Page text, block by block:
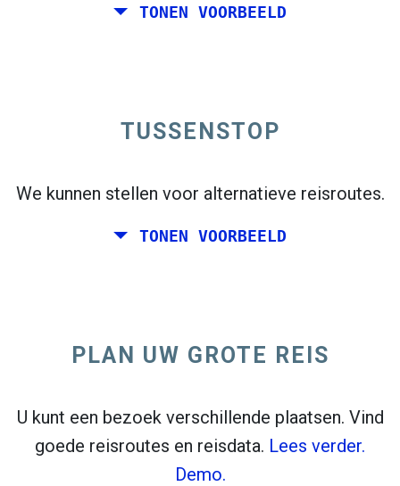
Eerder gevonden. Klik op flight_takeoffom de vertrekkaart
TONEN VOORBEELD
Kies de exacte data voorRetourofEnkele reis
Probeer ditopen_in_new
TUSSENSTOP
We kunnen stellen voor alternatieve reisroutes.
TONEN VOORBEELD
PLAN UW GROTE REIS
U kunt een bezoek verschillende plaatsen. Vind
goede reisroutes en reisdata. Lees verder.
Demo.